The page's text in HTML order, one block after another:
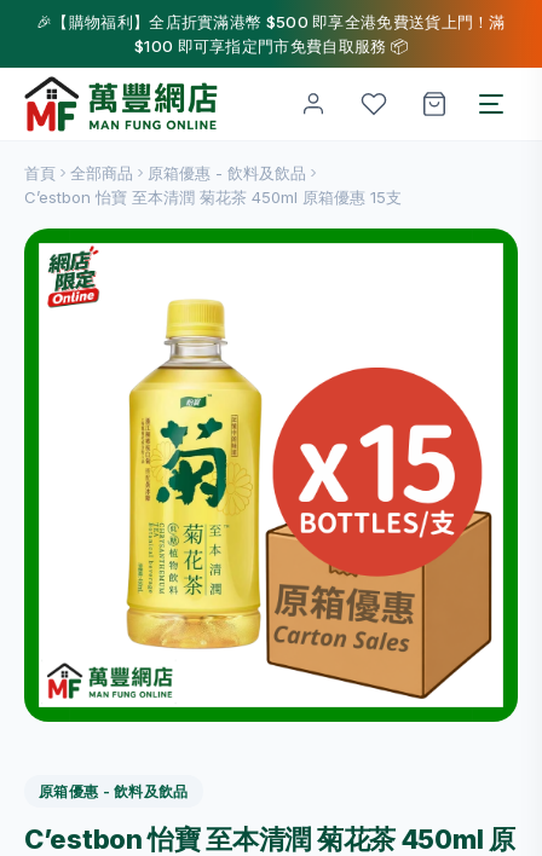
🎉【購物福利】全店折實滿港幣 $500 即享全港免費送貨上門！滿
$100 即可享指定門市免費自取服務 📦
首頁 全部商品
原箱優惠 - 飲料及飲品
C’estbon 怡寶 至本清潤 菊花茶 450ml 原箱優惠 15支
原箱優惠 - 飲料及飲品
C’estbon 怡寶 至本清潤 菊花茶 450ml 原